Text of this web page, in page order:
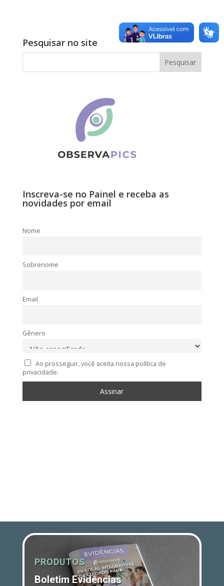
Pesquisar no site
Inscreva-se no Painel e receba as
novidades por email
Nome
Sobrenome
Email
Gênero
Ao prosseguir, você aceita nossa política de
privacidade.
PRODUTOS
Boletim Evidências